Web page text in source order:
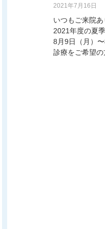
2021年7月16日
いつもご来院
2021年度の夏
8月9日（月）
診療をご希望